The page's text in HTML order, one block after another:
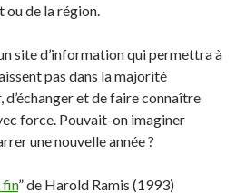
ou de la région.
site d’information qui permettra à
pas dans la majorité
et de faire connaître
force. Pouvait-on imaginer
une nouvelle année ?
fin” de Harold Ramis (1993)